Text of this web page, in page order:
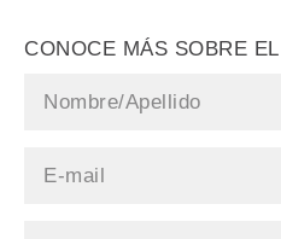
CONOCE MÁS SOBRE